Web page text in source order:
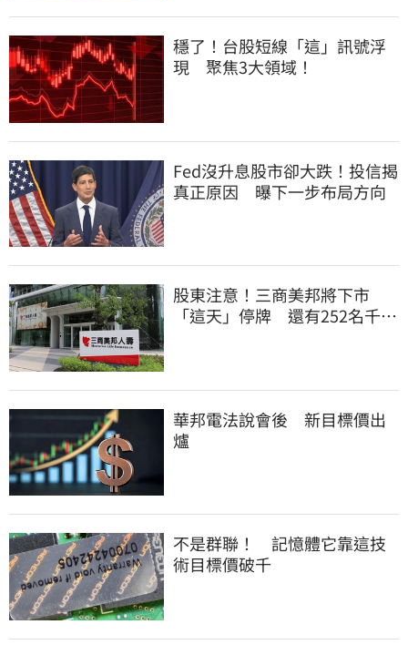
穩了！台股短線「這」訊號浮
現 聚焦3大領域！
Fed沒升息股市卻大跌！投信揭
真正原因 曝下一步布局方向
股東注意！三商美邦將下市
「這天」停牌 還有252名千張
華邦電法說會後 新目標價出
爐
不是群聯！ 記憶體它靠這技
術目標價破千